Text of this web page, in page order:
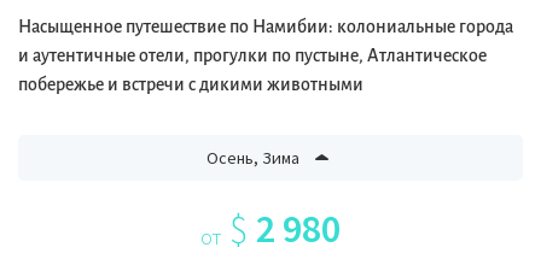
Насыщенное путешествие по Намибии: колониальные города
и аутентичные отели, прогулки по пустыне, Атлантическое
побережье и встречи с дикими животными
Осень, Зима
от $ 2 980